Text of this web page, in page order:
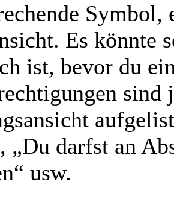
Es könnte
ist, bevor du
sind
„Du darfst an
usw.